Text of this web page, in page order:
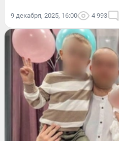
9 декабря, 2025, 16:00 4 993